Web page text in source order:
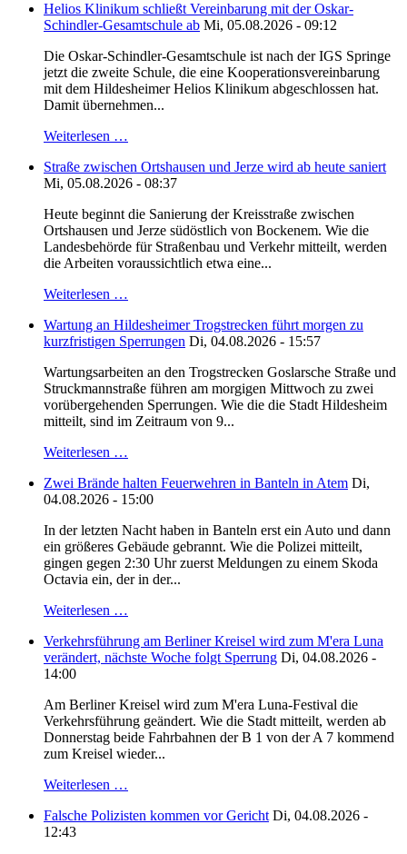
Helios Klinikum schließt Vereinbarung mit der Oskar-
Schindler-Gesamtschule ab Mi, 05.08.2026 - 09:12
Die Oskar-Schindler-Gesamtschule ist nach der IGS Springe
jetzt die zweite Schule, die eine Kooperationsvereinbarung
mit dem Hildesheimer Helios Klinikum abgeschlossen hat.
Damit übernehmen...
Weiterlesen …
Straße zwischen Ortshausen und Jerze wird ab heute saniert
Mi, 05.08.2026 - 08:37
Heute beginnt die Sanierung der Kreisstraße zwischen
Ortshausen und Jerze südöstlich von Bockenem. Wie die
Landesbehörde für Straßenbau und Verkehr mitteilt, werden
die Arbeiten voraussichtlich etwa eine...
Weiterlesen …
Wartung an Hildesheimer Trogstrecken führt morgen zu
kurzfristigen Sperrungen Di, 04.08.2026 - 15:57
Wartungsarbeiten an den Trogstrecken Goslarsche Straße und
Struckmannstraße führen am morgigen Mittwoch zu zwei
vorübergehenden Sperrungen. Wie die die Stadt Hildesheim
mitteilt, sind im Zeitraum von 9...
Weiterlesen …
Zwei Brände halten Feuerwehren in Banteln in Atem Di,
04.08.2026 - 15:00
In der letzten Nacht haben in Banteln erst ein Auto und dann
ein größeres Gebäude gebrannt. Wie die Polizei mitteilt,
gingen gegen 2:30 Uhr zuerst Meldungen zu einem Skoda
Octavia ein, der in der...
Weiterlesen …
Verkehrsführung am Berliner Kreisel wird zum M'era Luna
verändert, nächste Woche folgt Sperrung Di, 04.08.2026 -
14:00
Am Berliner Kreisel wird zum M'era Luna-Festival die
Verkehrsführung geändert. Wie die Stadt mitteilt, werden ab
Donnerstag beide Fahrbahnen der B 1 von der A 7 kommend
zum Kreisel wieder...
Weiterlesen …
Falsche Polizisten kommen vor Gericht Di, 04.08.2026 -
12:43